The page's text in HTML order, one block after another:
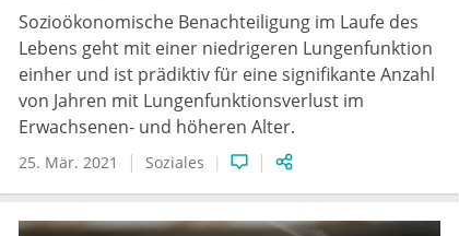
Sozioökonomische Benachteiligung im Laufe des
Lebens geht mit einer niedrigeren Lungenfunktion
einher und ist prädiktiv für eine signifikante Anzahl
von Jahren mit Lungenfunktionsverlust im
Erwachsenen- und höheren Alter.
25. Mär. 2021 Soziales